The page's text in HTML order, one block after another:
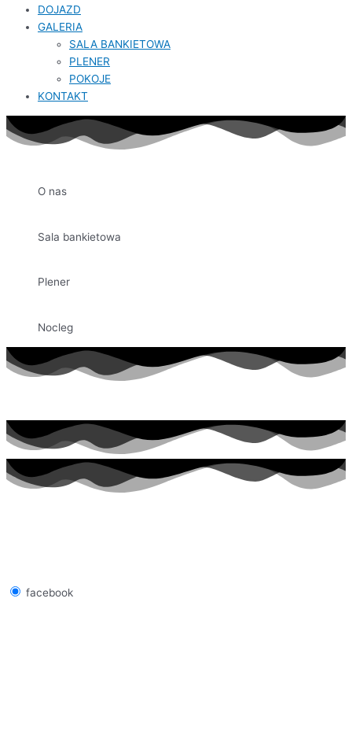
DOJAZD
GALERIA
SALA BANKIETOWA
PLENER
POKOJE
KONTAKT
O nas
Sala bankietowa
Plener
Nocleg
facebook